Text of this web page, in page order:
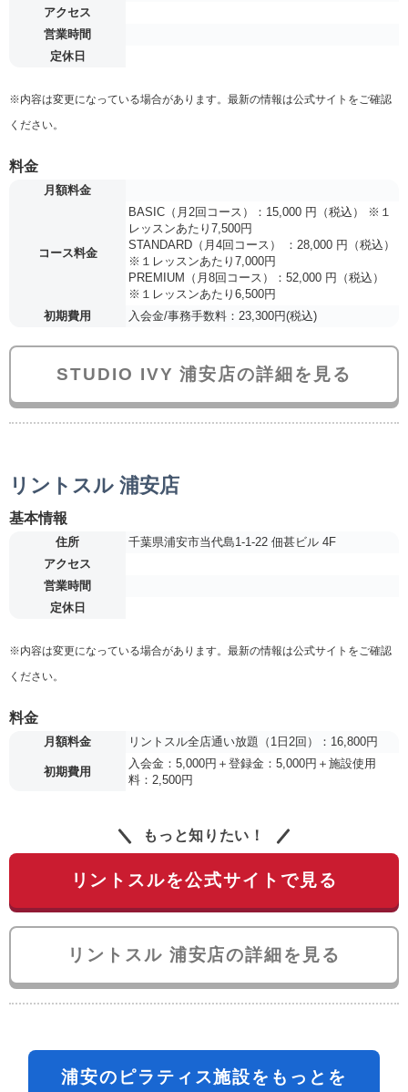
アクセス
営業時間
定休日
※内容は変更になっている場合があります。最新の情報は公式サイトをご確認
ください。
料金
月額料金
コース料金
BASIC（月2回コース）：15,000 円（税込） ※１
レッスンあたり7,500円
STANDARD（月4回コース） ：28,000 円（税込）
※１レッスンあたり7,000円
PREMIUM（月8回コース）：52,000 円（税込）
※１レッスンあたり6,500円
初期費用
入会金/事務手数料：23,300円(税込)
STUDIO IVY 浦安店の詳細を見る
リントスル 浦安店
基本情報
住所
千葉県浦安市当代島1-1-22 佃甚ビル 4F
アクセス
営業時間
定休日
※内容は変更になっている場合があります。最新の情報は公式サイトをご確認
ください。
料金
月額料金 リントスル全店通い放題（1日2回）：16,800円
初期費用
入会金：5,000円＋登録金：5,000円＋施設使用
料：2,500円
もっと知りたい！
リントスルを公式サイトで見る
リントスル 浦安店の詳細を見る
浦安のピラティス施設をもっとを